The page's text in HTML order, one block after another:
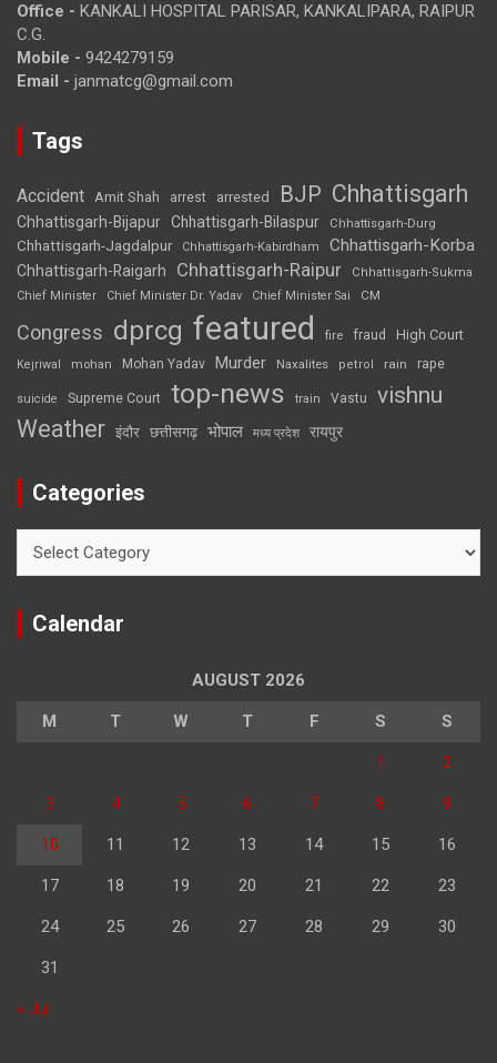
Office - KANKALI HOSPITAL PARISAR, KANKALIPARA, RAIPUR
C.G.
Mobile - 9424279159
Email - janmatcg@gmail.com
Tags
Accident Amit Shah arrest arrested BJP Chhattisgarh
Chhattisgarh-Bijapur Chhattisgarh-Bilaspur Chhattisgarh-Durg
Chhattisgarh-Jagdalpur Chhattisgarh-Kabirdham Chhattisgarh-Korba
Chhattisgarh-Raigarh Chhattisgarh-Raipur
Chhattisgarh-Sukma
Chief Minister
Chief Minister Dr. Yadav Chief Minister Sai CM
Congress dprcg featured fire fraud High Court
Kejriwal mohan Mohan Yadav Murder Naxalites petrol rain rape
suicide Supreme Court top-news train Vastu vishnu
Weather इंदौर छत्तीसगढ़ भोपाल मध्य प्रदेश रायपुर
Categories
Calendar
AUGUST 2026
M T W T F S S
1 2
3 4 5 6 7 8 9
10 11 12 13 14 15 16
17 18 19 20 21 22 23
24 25 26 27 28 29 30
31
« Jul